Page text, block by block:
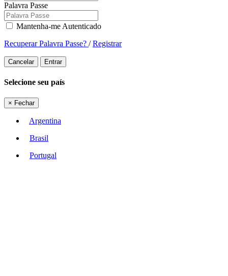
Palavra Passe
Mantenha-me Autenticado
Recuperar Palavra Passe? /Registrar
Cancelar Entrar
Selecione seu país
× Fechar
Argentina
Brasil
Portugal